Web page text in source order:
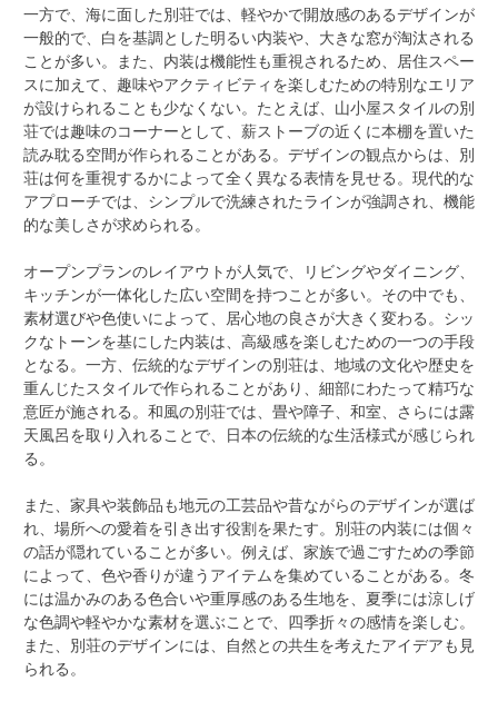
一方で、海に面した別荘では、軽やかで開放感のあるデザインが
一般的で、白を基調とした明るい内装や、大きな窓が淘汰される
ことが多い。また、内装は機能性も重視されるため、居住スペー
スに加えて、趣味やアクティビティを楽しむための特別なエリア
が設けられることも少なくない。たとえば、山小屋スタイルの別
荘では趣味のコーナーとして、薪ストーブの近くに本棚を置いた
読み耽る空間が作られることがある。デザインの観点からは、別
荘は何を重視するかによって全く異なる表情を見せる。現代的な
アプローチでは、シンプルで洗練されたラインが強調され、機能
的な美しさが求められる。
オープンプランのレイアウトが人気で、リビングやダイニング、
キッチンが一体化した広い空間を持つことが多い。その中でも、
素材選びや色使いによって、居心地の良さが大きく変わる。シッ
クなトーンを基にした内装は、高級感を楽しむための一つの手段
となる。一方、伝統的なデザインの別荘は、地域の文化や歴史を
重んじたスタイルで作られることがあり、細部にわたって精巧な
意匠が施される。和風の別荘では、畳や障子、和室、さらには露
天風呂を取り入れることで、日本の伝統的な生活様式が感じられ
る。
また、家具や装飾品も地元の工芸品や昔ながらのデザインが選ば
れ、場所への愛着を引き出す役割を果たす。別荘の内装には個々
の話が隠れていることが多い。例えば、家族で過ごすための季節
によって、色や香りが違うアイテムを集めていることがある。冬
には温かみのある色合いや重厚感のある生地を、夏季には涼しげ
な色調や軽やかな素材を選ぶことで、四季折々の感情を楽しむ。
また、別荘のデザインには、自然との共生を考えたアイデアも見
られる。